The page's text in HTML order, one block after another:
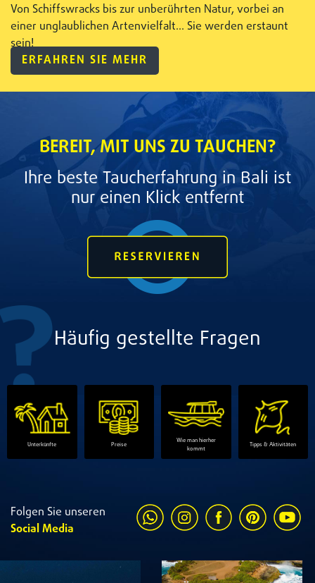
Von Schiffswracks bis zur unberührten Natur, vorbei an
einer unglaublichen Artenvielfalt... Sie werden erstaunt
sein!
ERFAHREN SIE MEHR
BEREIT, MIT UNS ZU TAUCHEN?
Ihre beste Taucherfahrung in Bali ist
nur einen Klick entfernt
Häufig gestellte Fragen
Unterkünfte Preise
Wie man hierher
kommt
Tipps & Aktivitäten
Folgen Sie unseren
Social Media